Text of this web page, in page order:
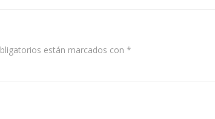
están marcados con *